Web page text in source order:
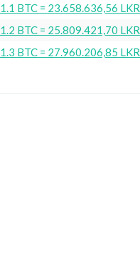
1.1 BTC = 23.658.636,56 LKR
1.2 BTC = 25.809.421,70 LKR
1.3 BTC = 27.960.206,85 LKR